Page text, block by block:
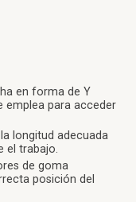
en forma de Y
emplea para acceder
longitud adecuada
el trabajo.
de goma
posición del